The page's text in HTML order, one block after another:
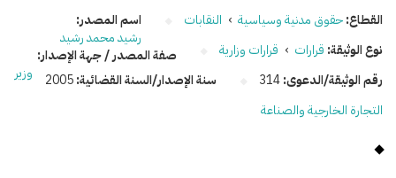
القطاع:حقوق مدنية وسياسية › النقابات
نوع الوثيقة: قرارات › قرارات وزارية
رقم الوثيقة/الدعوى:314 سنة الإصدار/السنة القضائية:2005
اسم المصدر:
رشيد محمد رشيد
صفة المصدر / جهة الإصدار:
وزير
التجارة الخارجية والصناعة